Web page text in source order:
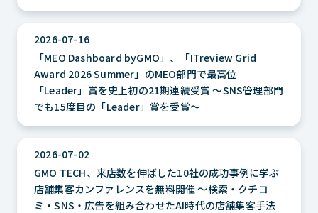
2026-07-16
「MEO Dashboard byGMO」、「ITreview Grid
Award 2026 Summer」のMEO部門で最高位
「Leader」賞を史上初の21期連続受賞 ～SNS管理部門
でも15度目の「Leader」賞を受賞～
2026-07-02
GMO TECH、来店数を伸ばした10社の成功事例に学ぶ
店舗集客カンファレンスを無料開催 ～検索・クチコ
ミ・SNS・広告を組み合わせたAI時代の店舗集客手法